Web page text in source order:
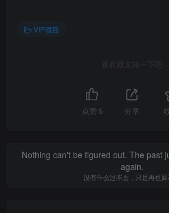
VIP项目
喜欢就支持一下吧
点赞 5 分享
Nothing can't be figured out. The past
again.
没有什么过不去，只是再也